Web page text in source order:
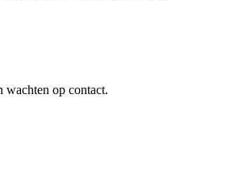
wachten op contact.